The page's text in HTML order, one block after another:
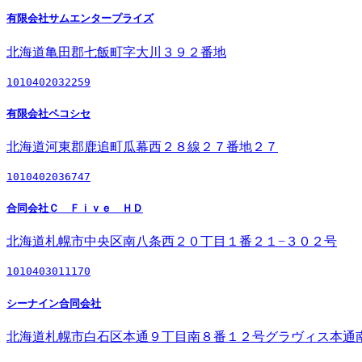
有限会社サムエンタープライズ
北海道亀田郡七飯町字大川３９２番地
1010402032259
有限会社ペコシセ
北海道河東郡鹿追町瓜幕西２８線２７番地２７
1010402036747
合同会社Ｃ Ｆｉｖｅ ＨＤ
北海道札幌市中央区南八条西２０丁目１番２１−３０２号
1010403011170
シーナイン合同会社
北海道札幌市白石区本通９丁目南８番１２号グラヴィス本通